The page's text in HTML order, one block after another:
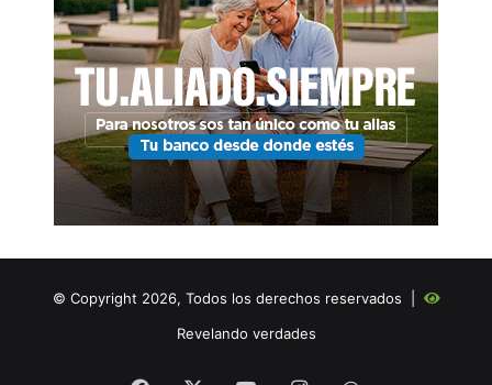
© Copyright 2026, Todos los derechos reservados |
Revelando verdades